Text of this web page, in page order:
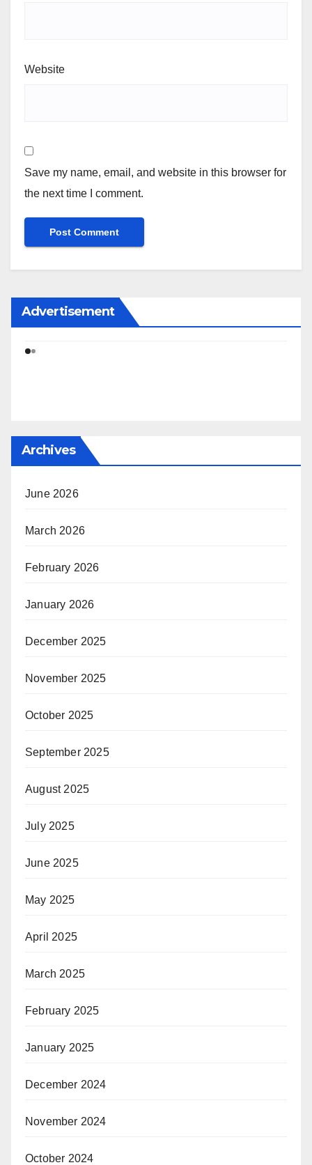
Website
Save my name, email, and website in this browser for
the next time I comment.
Advertisement
Archives
June 2026
March 2026
February 2026
January 2026
December 2025
November 2025
October 2025
September 2025
August 2025
July 2025
June 2025
May 2025
April 2025
March 2025
February 2025
January 2025
December 2024
November 2024
October 2024